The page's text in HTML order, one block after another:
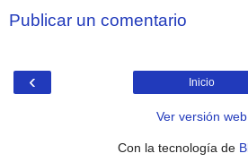
Publicar un comentario
‹ Inicio
Ver versión web
Con la tecnología de